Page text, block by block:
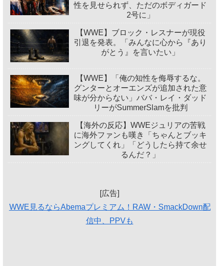
性を見せられず、ただのボディガード
2号に」
【WWE】ブロック・レスナーが現役
引退を発表。「みんなに心から『あり
がとう』を言いたい」
【WWE】「俺の知性を侮辱するな。
グンターとオーエンズが追加された意
味が分からない」ババ・レイ・ダッド
リーがSummerSlamを批判
【海外の反応】WWEジュリアの苦戦
に海外ファンも嘆き「ちゃんとブッキ
ングしてくれ」「どうしたら持て余せ
るんだ？」
[広告]
WWE見るならAbemaプレミアム！RAW・SmackDown配
信中、PPVも